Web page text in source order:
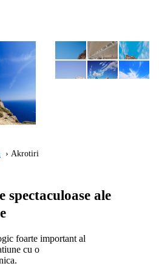
Akrotiri
ale
foarte important al
cu o